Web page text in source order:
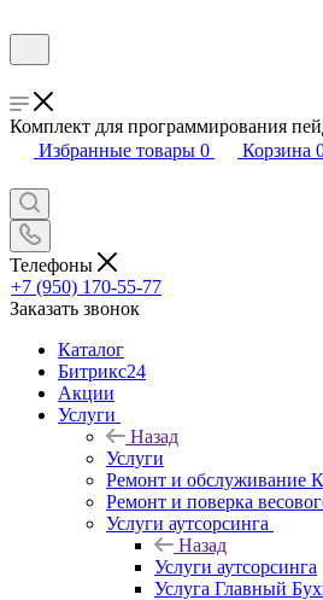
Комплект для программирования
Избранные товары 0 Корзина
Телефоны
+7 (950) 170-55-77
Заказать звонок
Каталог
Битрикс24
Акции
Услуги
Назад
Услуги
Ремонт и обслуживание
Ремонт и поверка
Услуги аутсорсинга
Назад
Услуги аутсорсинга
Услуга Главный